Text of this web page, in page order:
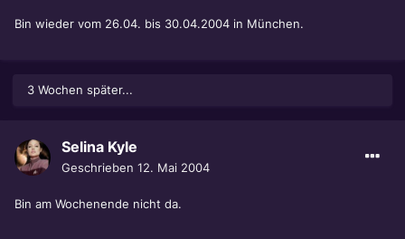
Bin wieder vom 26.04. bis 30.04.2004 in München.
3 Wochen später...
Selina Kyle
Geschrieben 12. Mai 2004
Bin am Wochenende nicht da.